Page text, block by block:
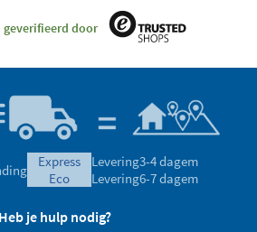
geverifieerd door
express
eco
Levering3-4 dagem
Levering6-7 dagem
Heb je hulp nodig?